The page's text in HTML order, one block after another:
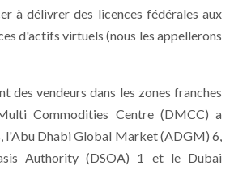
à délivrer des licences fédérales aux
d'actifs virtuels (nous les appellerons
des vendeurs dans les zones franches
Commodities Centre (DMCC) a
l'Abu Dhabi Global Market (ADGM) 6,
Authority (DSOA) 1 et le Dubai